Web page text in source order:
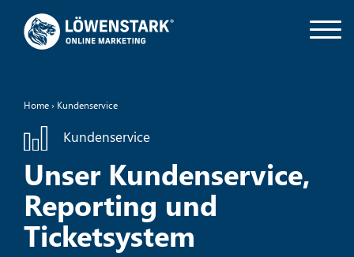
Home› Kundenservice
Kundenservice
Unser Kundenservice,
Reporting und
Ticketsystem